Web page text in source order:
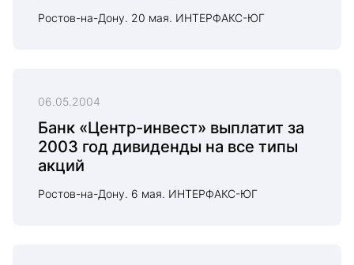
Ростов-на-Дону. 20 мая. ИНТЕРФАКС-ЮГ
06.05.2004
Банк «Центр-инвест» выплатит за
2003 год дивиденды на все типы
акций
Ростов-на-Дону. 6 мая. ИНТЕРФАКС-ЮГ